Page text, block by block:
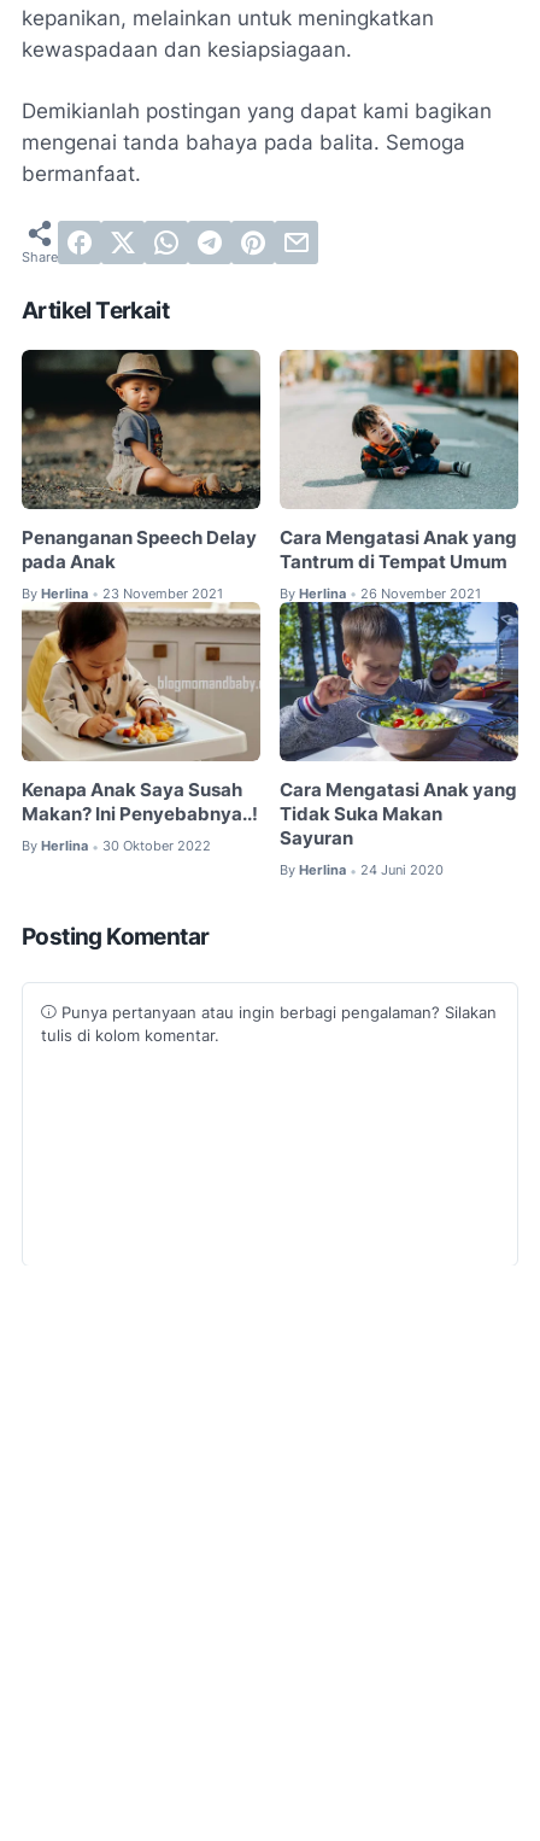
kepanikan, melainkan untuk meningkatkan
kewaspadaan dan kesiapsiagaan.
Demikianlah postingan yang dapat kami bagikan
mengenai tanda bahaya pada balita. Semoga
bermanfaat.
Artikel Terkait
Penanganan Speech Delay
pada Anak
By Herlina • 23 November 2021
Cara Mengatasi Anak yang
Tantrum di Tempat Umum
By Herlina • 26 November 2021
Kenapa Anak Saya Susah
Makan? Ini Penyebabnya..!
By Herlina • 30 Oktober 2022
Cara Mengatasi Anak yang
Tidak Suka Makan
Sayuran
By Herlina • 24 Juni 2020
Posting Komentar
Punya pertanyaan atau ingin berbagi pengalaman? Silakan
tulis di kolom komentar.